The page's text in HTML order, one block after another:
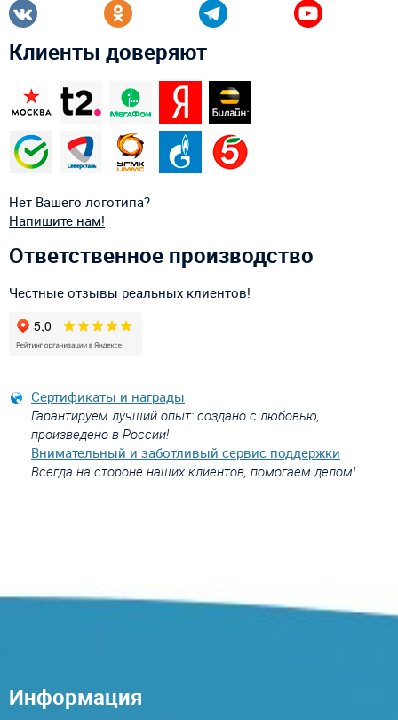
Клиенты доверяют
Нет Вашего логотипа?
Напишите нам!
Ответственное производство
Честные отзывы реальных клиентов!
Сертификаты и награды
Гарантируем лучший опыт: создано с любовью,
произведено в России!
Внимательный и заботливый сервис поддержки
Всегда на стороне наших клиентов, помогаем делом!
Информация